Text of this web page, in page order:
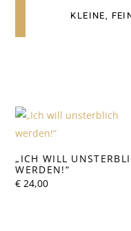
KLEINE,
„ICH WILL
WERDEN!“
€ 24,00